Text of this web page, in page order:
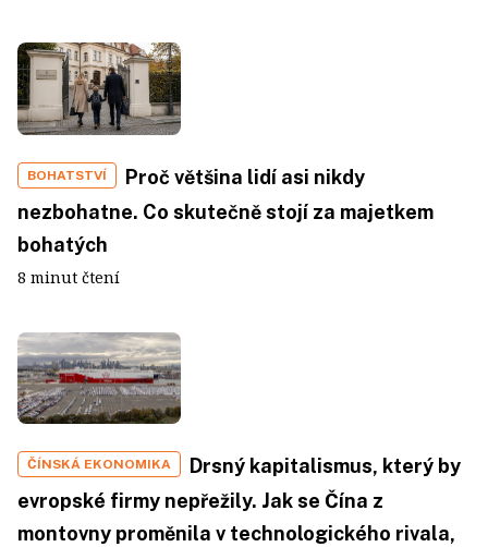
BOHATSTVÍ
Proč většina lidí asi nikdy
nezbohatne. Co skutečně stojí za majetkem
bohatých
8 minut čtení
ČÍNSKÁ EKONOMIKA
Drsný kapitalismus, který by
evropské firmy nepřežily. Jak se Čína z
montovny proměnila v technologického rivala,